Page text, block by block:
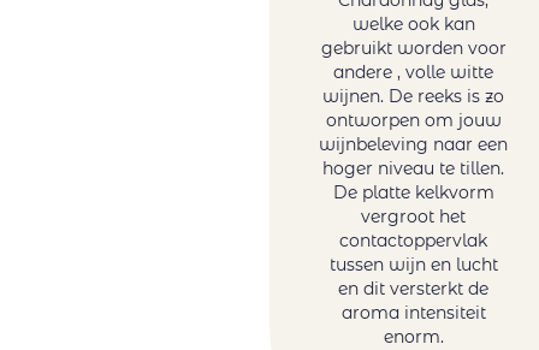
welke ook kan
gebruikt worden voor
andere , volle witte
wijnen. De reeks is zo
ontworpen om jouw
wijnbeleving naar een
hoger niveau te tillen.
De platte kelkvorm
vergroot het
contactoppervlak
tussen wijn en lucht
en dit versterkt de
aroma intensiteit
enorm.